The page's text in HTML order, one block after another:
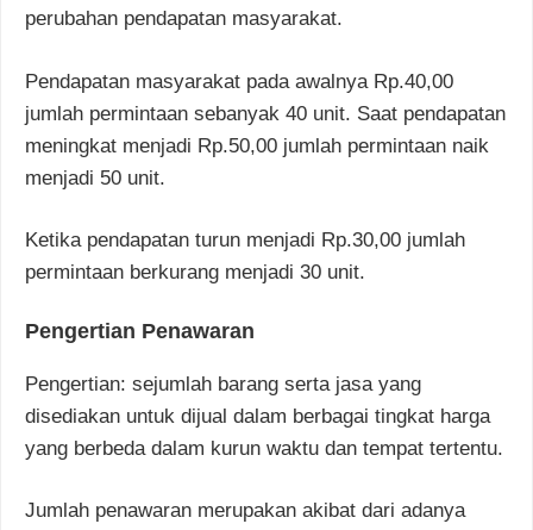
perubahan pendapatan masyarakat.
Pendapatan masyarakat pada awalnya Rp.40,00
jumlah permintaan sebanyak 40 unit. Saat pendapatan
meningkat menjadi Rp.50,00 jumlah permintaan naik
menjadi 50 unit.
Ketika pendapatan turun menjadi Rp.30,00 jumlah
permintaan berkurang menjadi 30 unit.
Pengertian Penawaran
Pengertian: sejumlah barang serta jasa yang
disediakan untuk dijual dalam berbagai tingkat harga
yang berbeda dalam kurun waktu dan tempat tertentu.
Jumlah penawaran merupakan akibat dari adanya